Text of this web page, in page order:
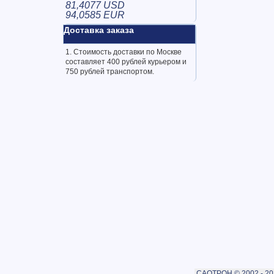
81,4077 USD
94,0585 EUR
Доставка заказа
1. Стоимость доставки по Москве
составляет 400 рублей курьером и
750 рублей транспортом.